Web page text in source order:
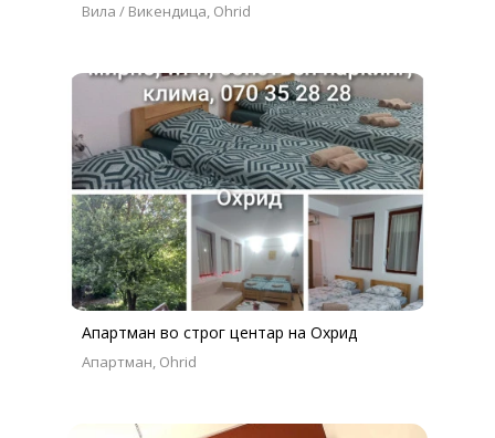
Вила / Викендица Ohrid
Апартман во строг центар на Охрид
Апартман Ohrid